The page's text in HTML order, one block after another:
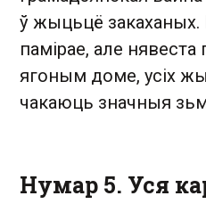
ў жыцьцё
памірае, але нявеста
ягоным доме, усіх
чакаюць значныя
Нумар 5. Уся